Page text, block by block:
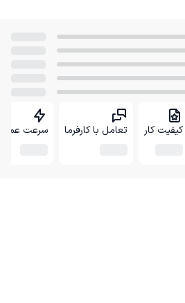
کیفیت کار تعامل با کارفرما سرعت عمل